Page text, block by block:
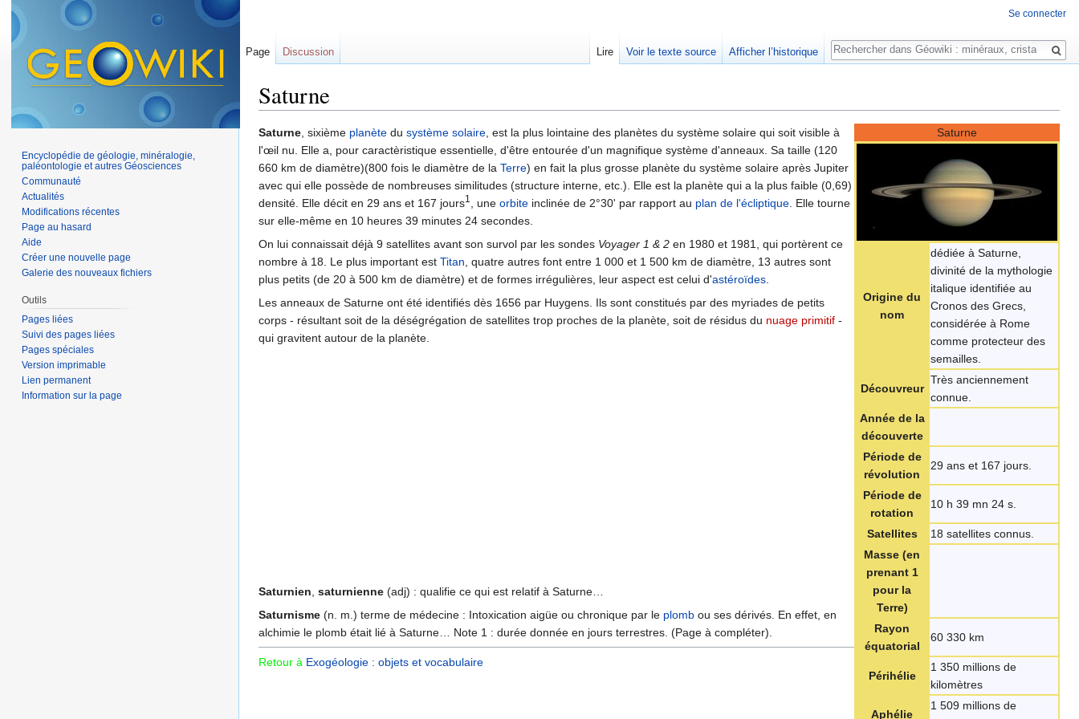
Saturne
Saturne
Origine du
nom
dédiée à Saturne,
divinité de la mythologie
italique identifiée au
Cronos des Grecs,
considérée à Rome
comme protecteur des
semailles.
Découvreur
Très anciennement
connue.
Année de la
découverte
Période de
révolution
29 ans et 167 jours.
Période de
rotation
10 h 39 mn 24 s.
Satellites
18 satellites connus.
Masse (en
prenant 1
pour la
Terre)
Rayon
équatorial
60 330 km
Périhélie
1 350 millions de
kilomètres
Aphélie
1 509 millions de
Saturne, sixième planète du système solaire, est la plus lointaine des planètes du système solaire qui soit visible à
l'œil nu. Elle a, pour caractèristique essentielle, d'être entourée d'un magnifique système d'anneaux. Sa taille (120
660 km de diamètre)(800 fois le diamètre de la Terre) en fait la plus grosse planète du système solaire après Jupiter
avec qui elle possède de nombreuses similitudes (structure interne, etc.). Elle est la planète qui a la plus faible (0,69)
densité. Elle décit en 29 ans et 167 jours1, une orbite inclinée de 2°30' par rapport au plan de l'écliptique. Elle tourne
sur elle-même en 10 heures 39 minutes 24 secondes.
On lui connaissait déjà 9 satellites avant son survol par les sondes Voyager 1 & 2 en 1980 et 1981, qui portèrent ce
nombre à 18. Le plus important est Titan, quatre autres font entre 1 000 et 1 500 km de diamètre, 13 autres sont
plus petits (de 20 à 500 km de diamètre) et de formes irrégulières, leur aspect est celui d'astéroïdes.
Les anneaux de Saturne ont été identifiés dès 1656 par Huygens. Ils sont constitués par des myriades de petits
corps - résultant soit de la déségrégation de satellites trop proches de la planète, soit de résidus du nuage primitif -
qui gravitent autour de la planète.
Saturnien, saturnienne (adj) : qualifie ce qui est relatif à Saturne…
Saturnisme (n. m.) terme de médecine : Intoxication aigüe ou chronique par le plomb ou ses dérivés. En effet, en
alchimie le plomb était lié à Saturne… Note 1 : durée donnée en jours terrestres. (Page à compléter).
Retour à Exogéologie : objets et vocabulaire
Se connecter
Page Discussion Lire Voir le texte source Afficher l’historique
Rechercher
Encyclopédie de géologie, minéralogie,
paléontologie et autres Géosciences
Communauté
Actualités
Modifications récentes
Page au hasard
Aide
Créer une nouvelle page
Galerie des nouveaux fichiers
Outils
Pages liées
Suivi des pages liées
Pages spéciales
Version imprimable
Lien permanent
Information sur la page